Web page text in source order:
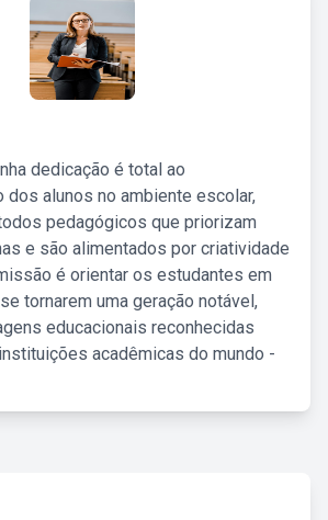
dedicação é total ao
alunos no ambiente escolar,
pedagógicos que priorizam
e são alimentados por criatividade
é orientar os estudantes em
tornarem uma geração notável,
educacionais reconhecidas
acadêmicas do mundo -